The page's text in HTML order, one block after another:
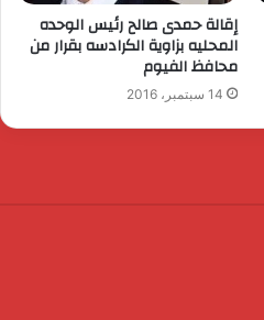
إقالة حمدى صالح رئيس الوحده
المحليه بزاوية الكرادسه بقرار من
محافظ الفيوم
14 سبتمبر، 2016